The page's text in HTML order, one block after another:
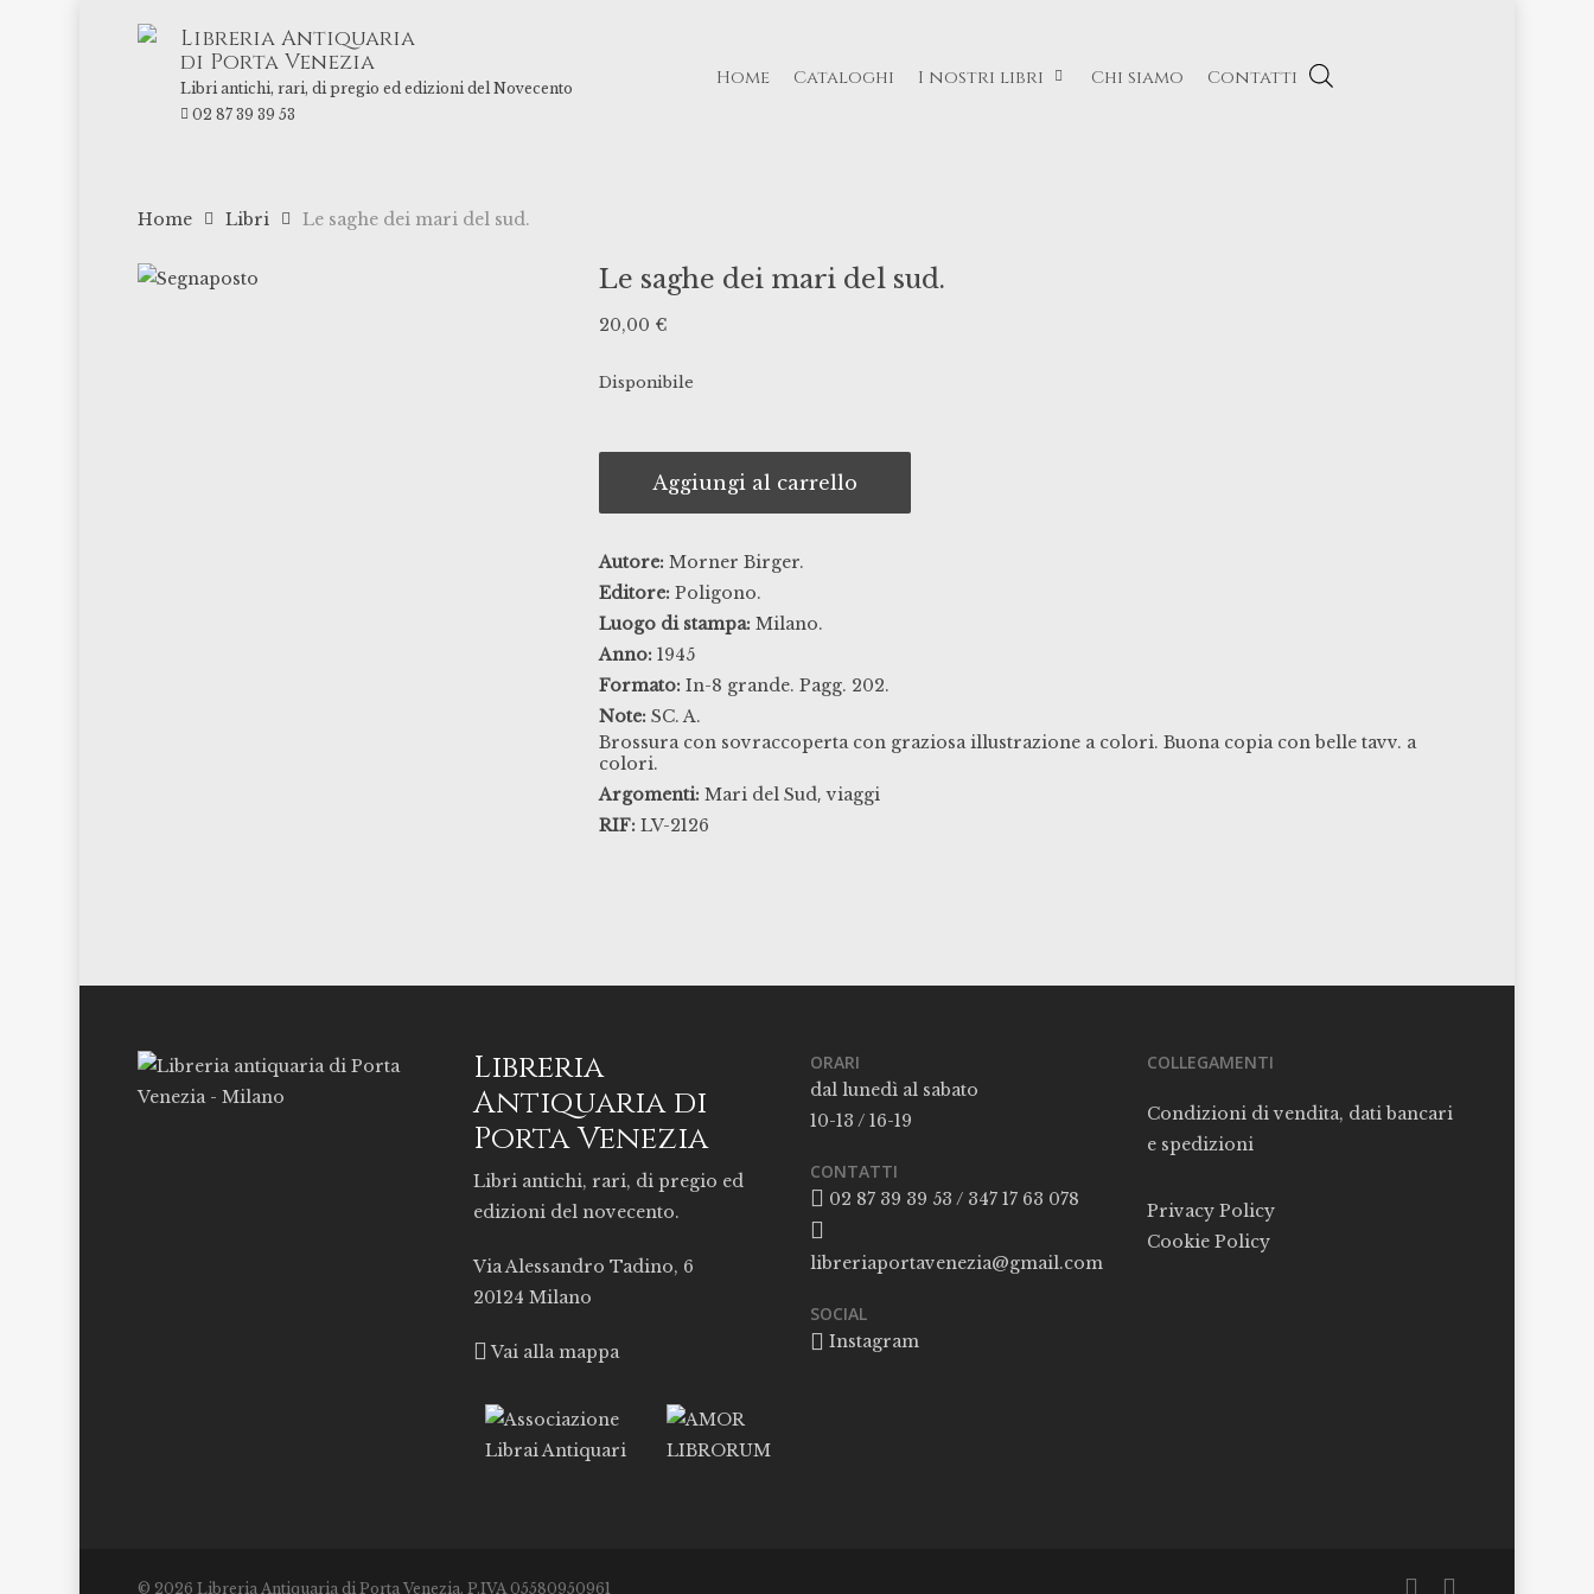
Libreria Antiquaria
di Porta Venezia
Libri antichi, rari, di pregio ed edizioni del Novecento
02 87 39 39 53
Home Cataloghi I nostri libri Chi siamo Contatti
Home Libri Le saghe dei mari del sud.
Le saghe dei mari del sud.
20,00 €
Disponibile
Aggiungi al carrello
Autore: Morner Birger.
Editore: Poligono.
Luogo di stampa: Milano.
Anno: 1945
Formato: In-8 grande. Pagg. 202.
Note: SC. A.
Brossura con sovraccoperta con graziosa illustrazione a colori. Buona copia con belle tavv. a
colori.
Argomenti: Mari del Sud,viaggi
RIF: LV-2126
Libreria
Antiquaria di
Porta Venezia
Libri antichi, rari, di pregio ed
edizioni del novecento.
Via Alessandro Tadino, 6
20124 Milano
Vai alla mappa
ORARI
dal lunedì al sabato
10-13 / 16-19
CONTATTI
02 87 39 39 53 / 347 17 63 078
libreriaportavenezia@gmail.com
SOCIAL
Instagram
COLLEGAMENTI
Condizioni di vendita, dati bancari
e spedizioni
Privacy Policy
Cookie Policy
© 2026 Libreria Antiquaria di Porta Venezia. P.IVA 05580950961 facebookinstagram